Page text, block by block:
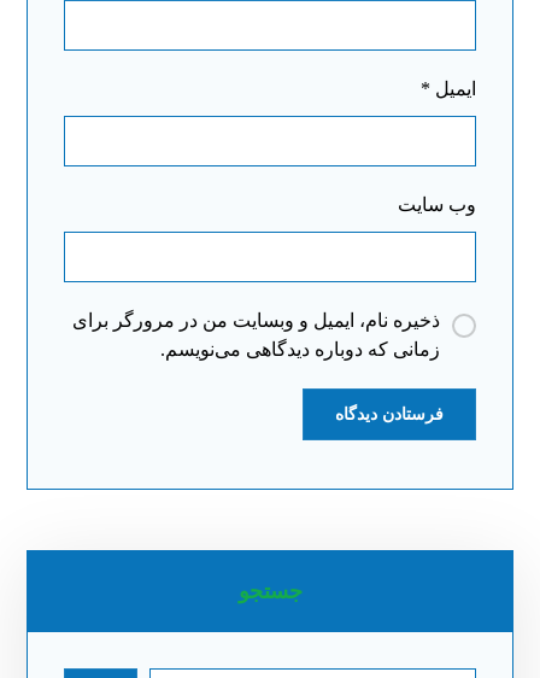
ایمیل *
وب‌ سایت
ذخیره نام، ایمیل و وبسایت من در مرورگر برای
زمانی که دوباره دیدگاهی می‌نویسم.
جستجو